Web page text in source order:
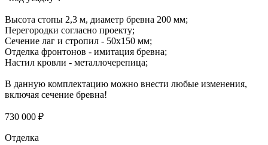
Высота стопы 2,3 м, диаметр бревна 200 мм;
Перегородки согласно проекту;
Сечение лаг и стропил - 50х150 мм;
Отделка фронтонов - имитация бревна;
Настил кровли - металлочерепица;
В данную комплектацию можно внести любые изменения,
включая сечение бревна!
730 000 ₽
Отделка